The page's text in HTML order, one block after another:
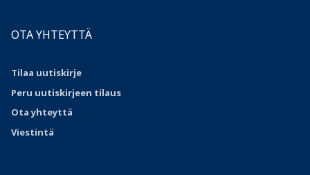
OTA YHTEYTTÄ
Tilaa uutiskirje
Peru uutiskirjeen tilaus
Otayhteyttä
Viestintä